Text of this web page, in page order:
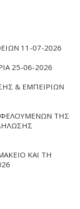
11-07-2026
25-06-2026
& ΕΜΠΕΙΡΙΩΝ
ΤΗΣ
ΚΑΙ ΤΗ